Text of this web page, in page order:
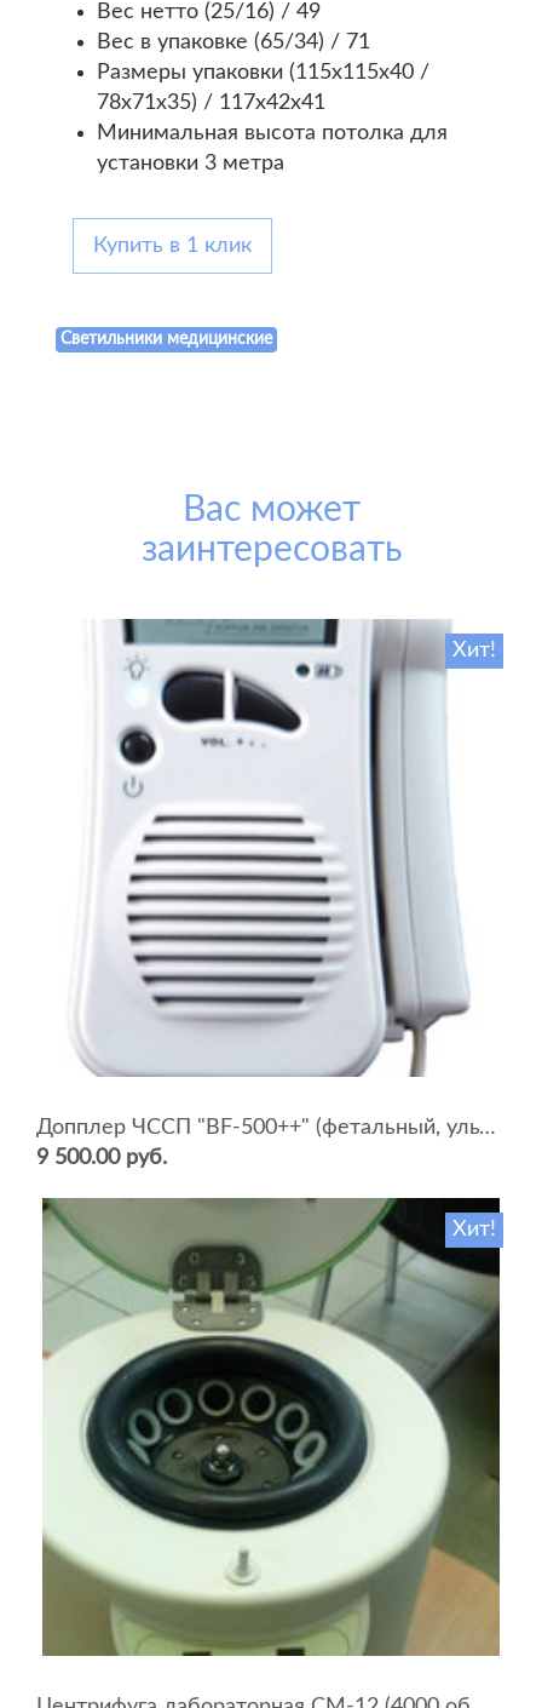
Вес нетто (25/16) / 49
Вес в упаковке (65/34) / 71
Размеры упаковки (115х115х40 /
78х71х35) / 117х42х41
Минимальная высота потолка для
установки 3 метра
Купить в 1 клик
Светильники медицинские
Вас может
заинтересовать
Хит!
Допплер ЧССП "BF-500++" (фетальный, ультразвуковой)
9 500.00 руб.
Хит!